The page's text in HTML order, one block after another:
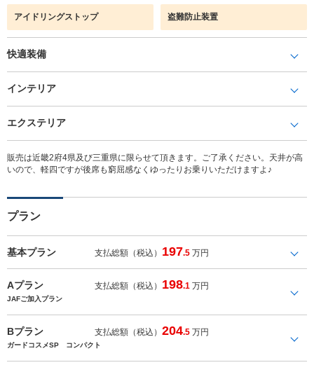
アイドリングストップ 盗難防止装置
快適装備
インテリア
エクステリア
販売は近畿2府4県及び三重県に限らせて頂きます。ご了承ください。天井が高
いので、軽四ですが後席も窮屈感なくゆったりお乗りいただけますよ♪
プラン
基本プラン 支払総額（税込） 197.5 万円
Aプラン 支払総額（税込） 198.1 万円
JAFご加入プラン
Bプラン 支払総額（税込）204.5 万円
ガードコスメSP コンパクト